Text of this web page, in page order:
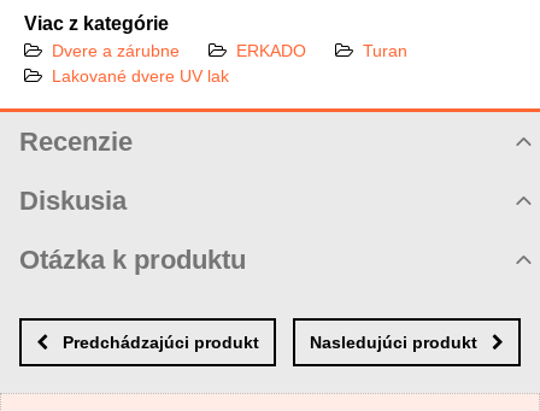
Viac z kategórie
Dvere a zárubne ERKADO
Turan
Lakované dvere UV lak
Recenzie
Diskusia
Zatiaľ nie sú žiadne komentáre! Buďte prvý!
Nový komentár
Otázka k produktu
MENOPredchádzajúci produkt Nasledujúci produkt